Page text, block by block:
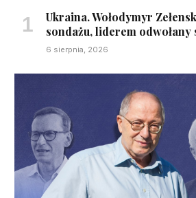
Ukraina. Wołodymyr
sondażu, liderem odwołany
6 sierpnia, 2026